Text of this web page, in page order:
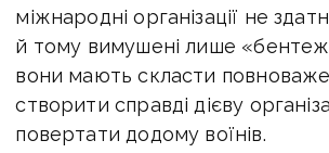
міжнародні організації не
й тому вимушені лише
вони мають скласти
створити справді дієву
повертати додому воїнів.